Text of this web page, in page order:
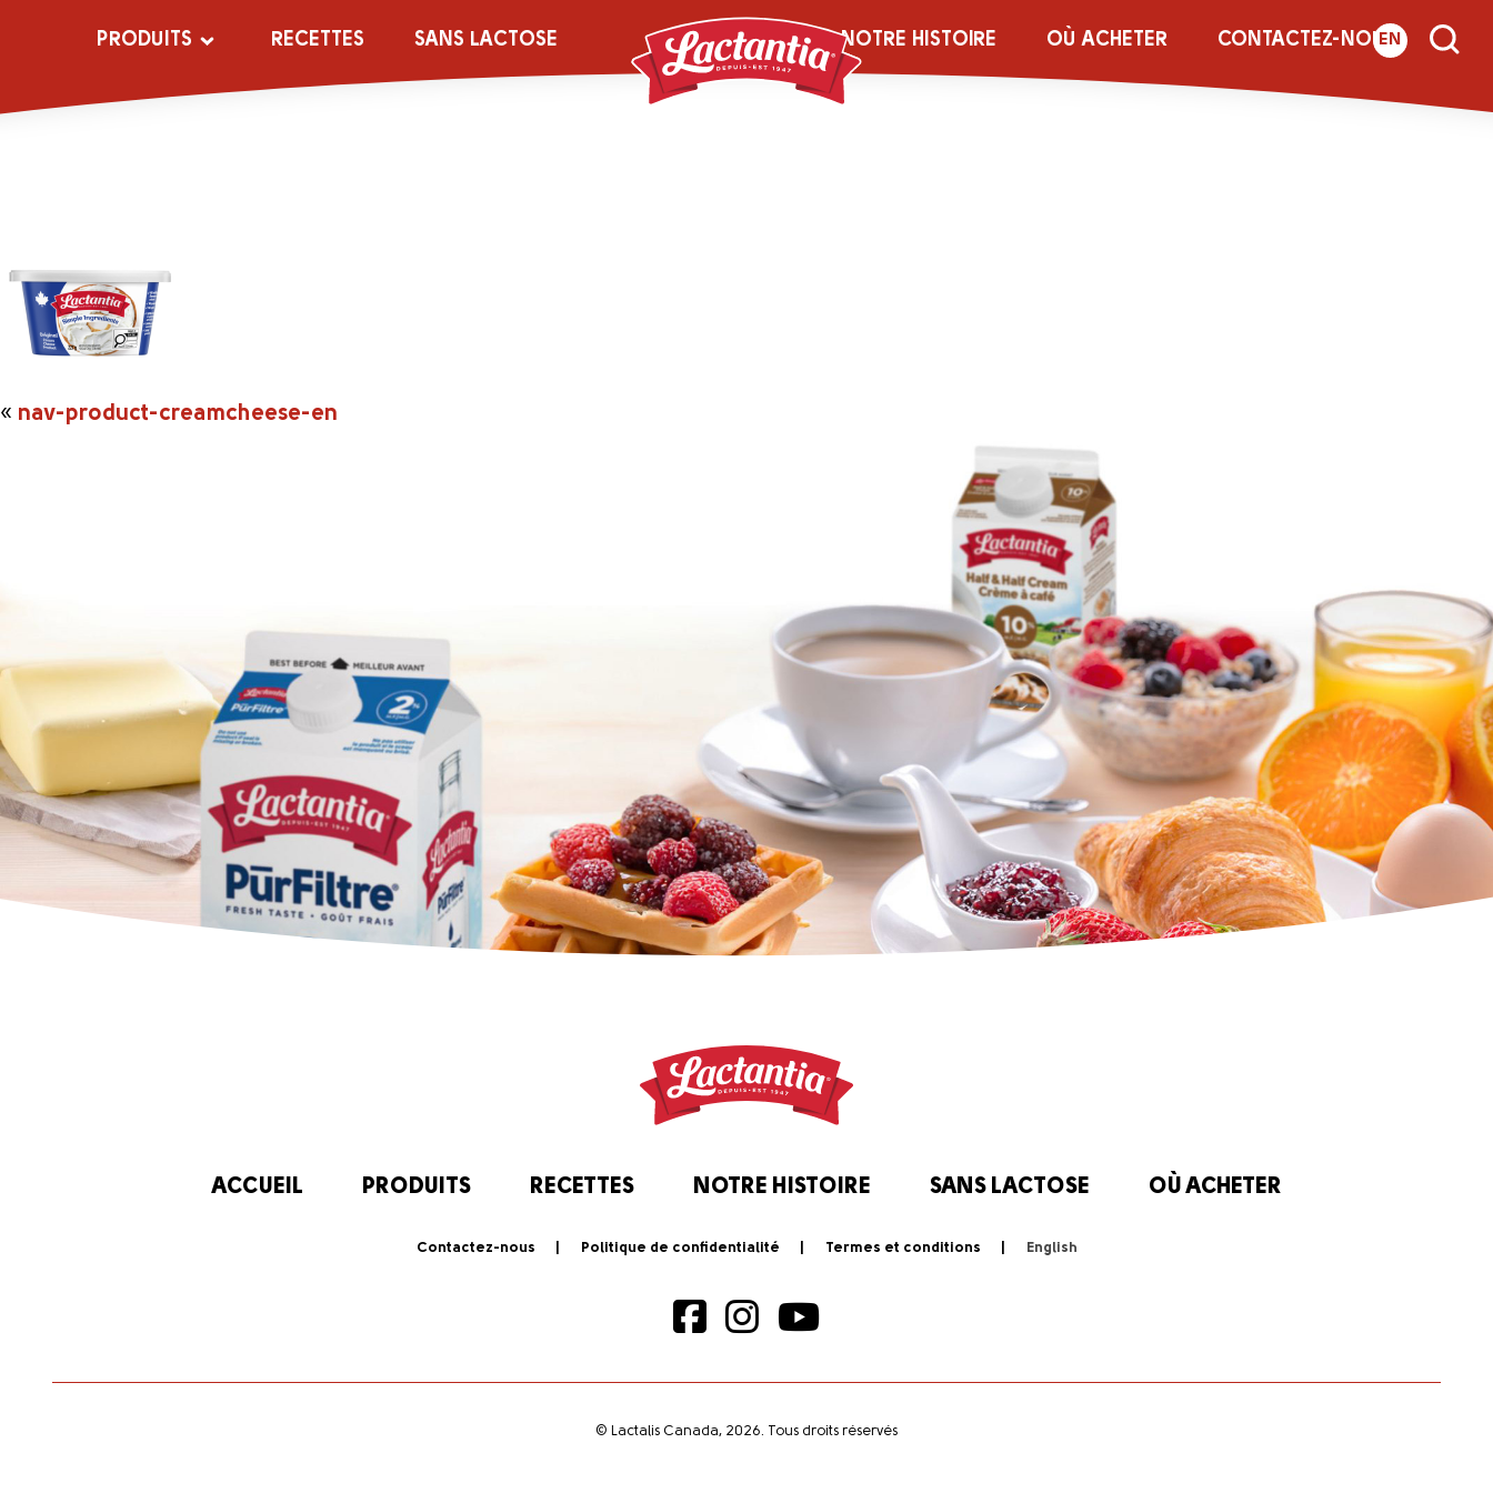
PRODUITS RECETTES SANS LACTOSE NOTRE HISTOIRE OÙ ACHETER CONTACTEZ-NOUS
EN
nav-product-creamcheese-en
« nav-product-creamcheese-en
ACCUEIL PRODUITS RECETTES NOTRE HISTOIRE SANS LACTOSE OÙ ACHETER
Contactez-nous Politique de confidentialité Termes et conditions
© Lactalis Canada, 2026. Tous droits réservés